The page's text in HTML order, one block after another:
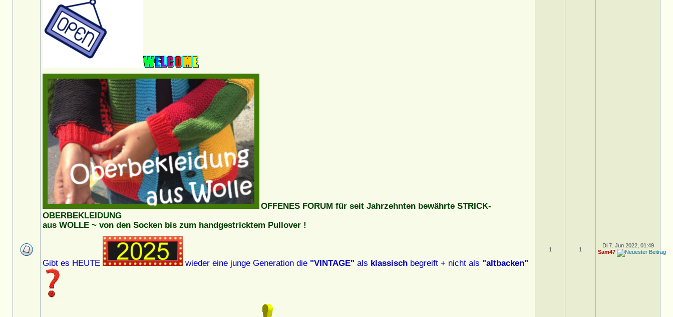
OFFENES FORUM für seit Jahrzehnten bewährte STRICK-
OBERBEKLEIDUNG
aus WOLLE ~ von den Socken bis zum handgestricktem Pullover !
Gibt es HEUTE wieder eine junge Generation die "VINTAGE" als klassisch begreift + nicht als "altbacken"
1 1
Di 7. Jun 2022, 01:49
Sam47